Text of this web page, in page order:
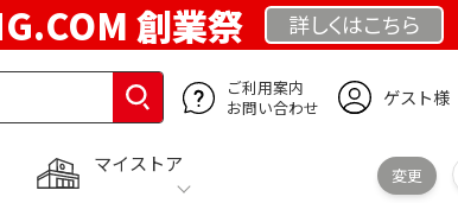
創業祭 詳しくはこちら
ご利用案内
お問い合わせ
ゲスト様
マイストア
変更